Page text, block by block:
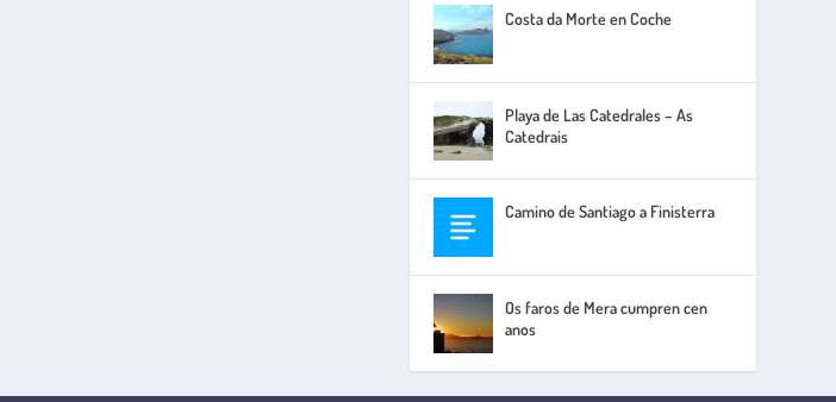
Costa da Morte en Coche
Playa de Las Catedrales – As
Catedrais
Camino de Santiago a Finisterra
Os faros de Mera cumpren cen
anos